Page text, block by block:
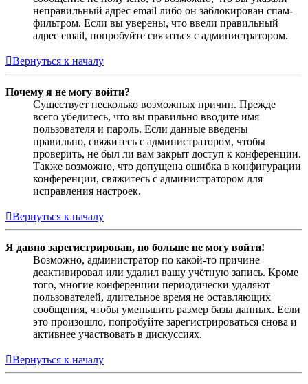
неправильный адрес email либо он заблокирован спам-
фильтром. Если вы уверены, что ввели правильный
адрес email, попробуйте связаться с администратором.
Вернуться к началу
Почему я не могу войти?
Существует несколько возможных причин. Прежде
всего убедитесь, что вы правильно вводите имя
пользователя и пароль. Если данные введены
правильно, свяжитесь с администратором, чтобы
проверить, не был ли вам закрыт доступ к конференции.
Также возможно, что допущена ошибка в конфигурации
конференции, свяжитесь с администратором для
исправления настроек.
Вернуться к началу
Я давно зарегистрирован, но больше не могу войти!
Возможно, администратор по какой-то причине
деактивировал или удалил вашу учётную запись. Кроме
того, многие конференции периодически удаляют
пользователей, длительное время не оставляющих
сообщения, чтобы уменьшить размер базы данных. Если
это произошло, попробуйте зарегистрироваться снова и
активнее участвовать в дискуссиях.
Вернуться к началу